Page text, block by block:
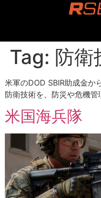
Tag: 防衛
米軍のDOD SBIR助成金か
防衛技術を、防災や危機管
米国海兵隊